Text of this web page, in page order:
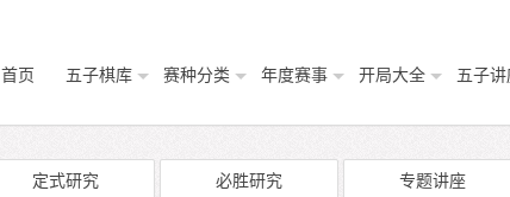
首页 五子棋库 赛种分类 年度赛事 开局大全 五子讲
定式研究 必胜研究 专题讲座